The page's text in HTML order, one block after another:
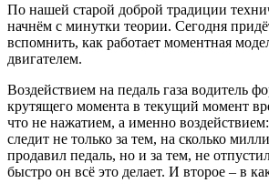
По нашей старой доброй традиции
начнём с минутки теории. Сегодня
вспомнить, как работает моментная
двигателем.
Воздействием на педаль газа водитель
крутящего момента в текущий момент
что не нажатием, а именно
следит не только за тем, на сколько
продавил педаль, но и за тем, не
быстро он всё это делает. И второе – в